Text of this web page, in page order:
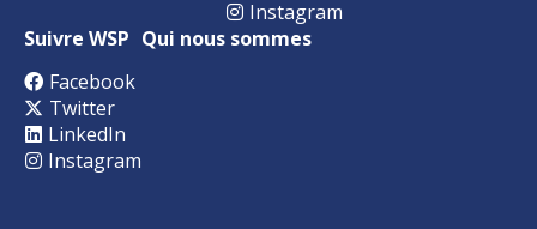
Instagram
Suivre WSP
Facebook
Twitter
LinkedIn
Instagram
Qui nous sommes